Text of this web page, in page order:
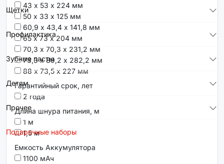
Щетки
Профилактика
Зубные пасты
Детям
Прочее
Подарочные наборы
43 х 53 х 224 мм
50 х 33 х 125 мм
60,9 х 43,4 х 141,8 мм
65 х 73 х 204 мм
70,3 х 70,3 х 231,2 мм
73,3 х 89,2 х 282,2 мм
88 х 73,5 х 227 мм
Гарантийный срок, лет
2 года
Длина шнура питания, м
1 м
1,5 м
Емкость Аккумулятора
1100 мАч